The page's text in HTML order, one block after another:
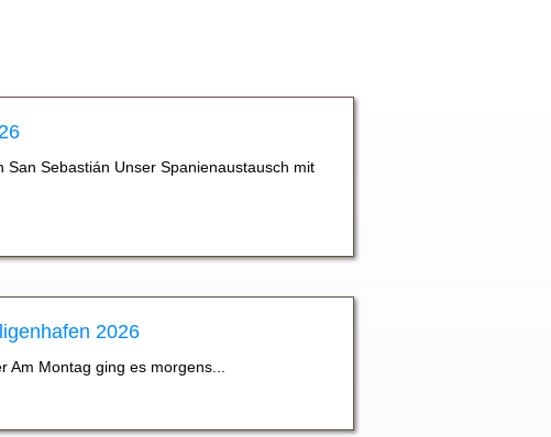
San Sebastián Unser Spanienaustausch mit
2026
Am Montag ging es morgens...